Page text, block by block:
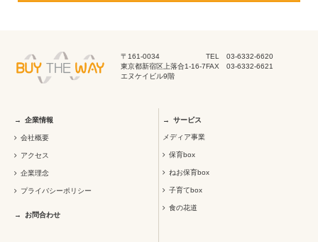
〒161-0034
東京都新宿区上落合1-16-7
エヌケイビル9階
TEL 03-6332-6620
FAX 03-6332-6621
企業情報
会社概要
アクセス
企業理念
プライバシーポリシー
お問合わせ
サービス
メディア事業
保育box
ねお保育box
子育てbox
食の花道